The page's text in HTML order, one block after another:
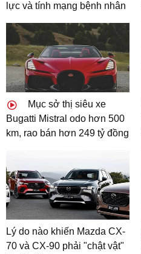
lực và tính mạng bệnh nhân
Mục sở thị siêu xe
Bugatti Mistral odo hơn 500
km, rao bán hơn 249 tỷ đồng
Lý do nào khiến Mazda CX-
70 và CX-90 phải "chật vật"